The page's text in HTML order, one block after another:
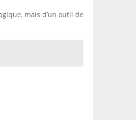
mais d’un outil de